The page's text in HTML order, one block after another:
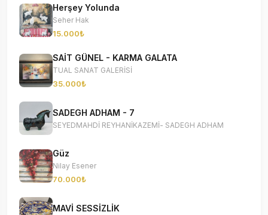
Herşey Yolunda
Seher Hak
15.000₺
SAİT GÜNEL - KARMA GALATA
TUAL SANAT GALERİSİ
35.000₺
SADEGH ADHAM - 7
SEYEDMAHDİ REYHANİKAZEMİ- SADEGH ADHAM
Güz
Nilay Esener
70.000₺
MAVİ SESSİZLİK